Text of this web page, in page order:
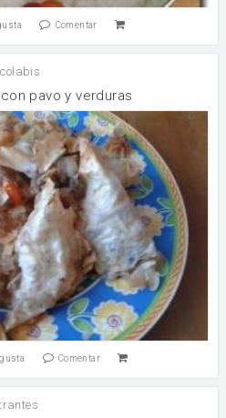
Comentar
pavo y verduras
Comentar